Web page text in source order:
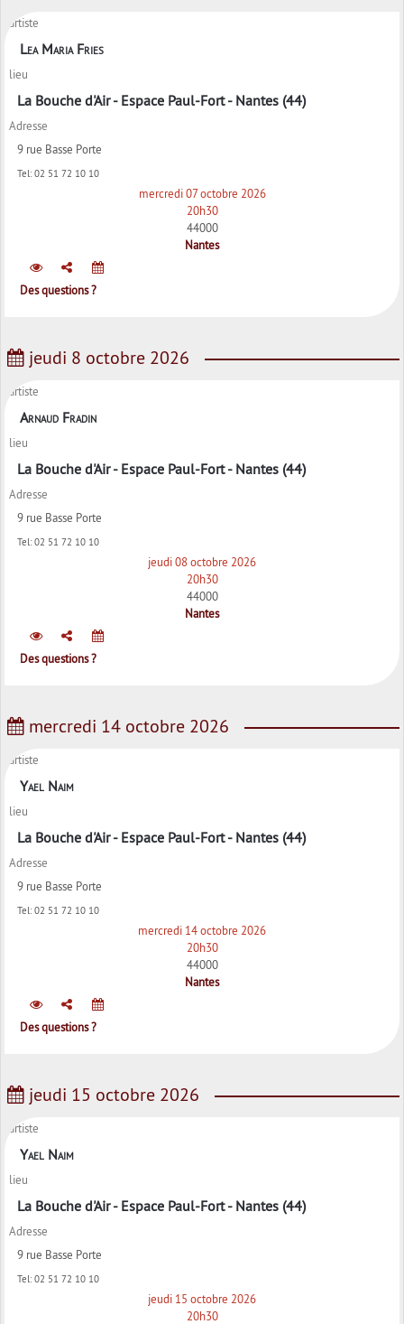
artiste
Lea Maria Fries
lieu
La Bouche d'Air - Espace Paul-Fort - Nantes (44)
Adresse
9 rue Basse Porte
Tel: 02 51 72 10 10
mercredi 07 octobre 2026
20h30
44000
Nantes
Des questions ?
jeudi 8 octobre 2026
artiste
Arnaud Fradin
lieu
La Bouche d'Air - Espace Paul-Fort - Nantes (44)
Adresse
9 rue Basse Porte
Tel: 02 51 72 10 10
jeudi 08 octobre 2026
20h30
44000
Nantes
Des questions ?
mercredi 14 octobre 2026
artiste
Yael Naim
lieu
La Bouche d'Air - Espace Paul-Fort - Nantes (44)
Adresse
9 rue Basse Porte
Tel: 02 51 72 10 10
mercredi 14 octobre 2026
20h30
44000
Nantes
Des questions ?
jeudi 15 octobre 2026
artiste
Yael Naim
lieu
La Bouche d'Air - Espace Paul-Fort - Nantes (44)
Adresse
9 rue Basse Porte
Tel: 02 51 72 10 10
jeudi 15 octobre 2026
20h30